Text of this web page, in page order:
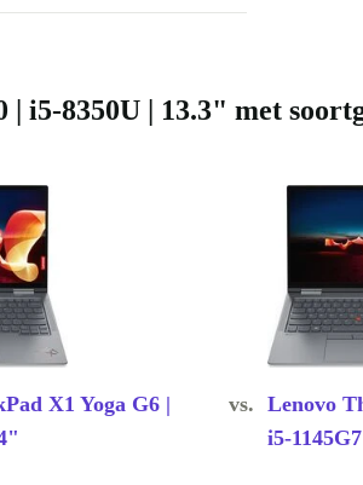
i5-8350U | 13.3" met
X1 Yoga G6 |
vs. Lenovo
i5-